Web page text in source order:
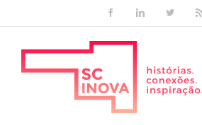
FacebookLinkedinTwitter